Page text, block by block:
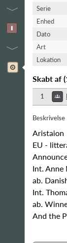
Serie
Enhed
Dato
Art
Lokation
Skabt af (
1
Beskrivelse
Aristaion
EU -
Int. Anne
ab.
Int.
ab.
And the